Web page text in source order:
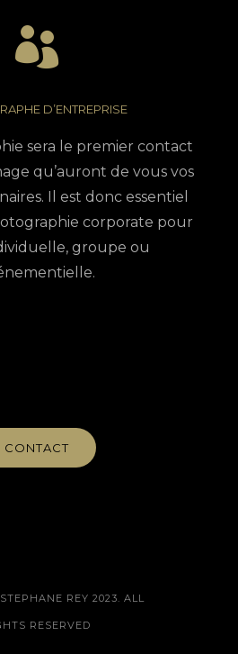
D’ENTREPRISE
sera le premier contact
qu’auront de vous vos
Il est donc essentiel
corporate pour
groupe ou
CONTACT
REY 2023. ALL
RESERVED